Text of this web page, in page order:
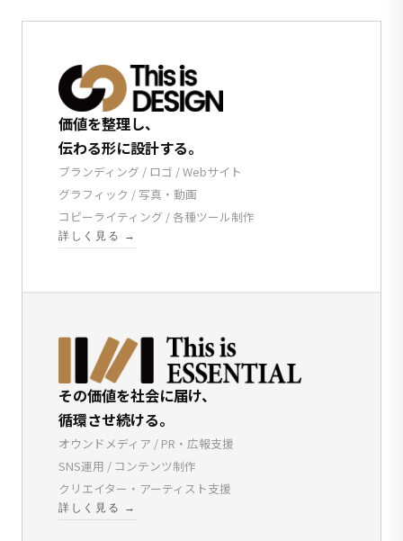
価値を整理し、
伝わる形に設計する。
ブランディング / ロゴ / Webサイト
グラフィック / 写真・動画
コピーライティング / 各種ツール制作
詳しく見る →
その価値を社会に届け、
循環させ続ける。
オウンドメディア / PR・広報支援
SNS運用 / コンテンツ制作
クリエイター・アーティスト支援
詳しく見る →